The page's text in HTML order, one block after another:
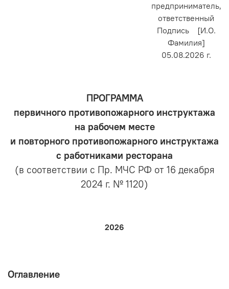
предприниматель,
ответственный
Подпись [И.О.
Фамилия]
05.08.2026 г.
ПРОГРАММА
первичного противопожарного инструктажа
на рабочем месте
и повторного противопожарного инструктажа
с работниками ресторана
(в соответствии с Пр. МЧС РФ от 16 декабря
2024 г. № 1120)
2026
Оглавление